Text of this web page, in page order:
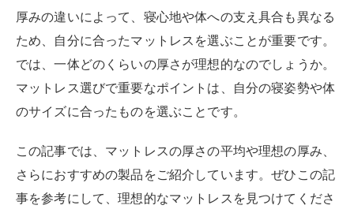
厚みの違いによって、寝心地や体への支え具合も異なる
ため、自分に合ったマットレスを選ぶことが重要です。
では、一体どのくらいの厚さが理想的なのでしょうか。
マットレス選びで重要なポイントは、自分の寝姿勢や体
のサイズに合ったものを選ぶことです。
この記事では、マットレスの厚さの平均や理想の厚み、
さらにおすすめの製品をご紹介しています。ぜひこの記
事を参考にして、理想的なマットレスを見つけてくださ